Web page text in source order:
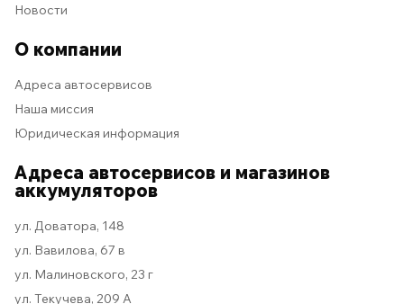
Новости
О компании
Адреса автосервисов
Наша миссия
Юридическая информация
Адреса автосервисов и магазинов
аккумуляторов
ул. Доватора, 148
ул. Вавилова, 67 в
ул. Малиновского, 23 г
ул. Текучева, 209 А